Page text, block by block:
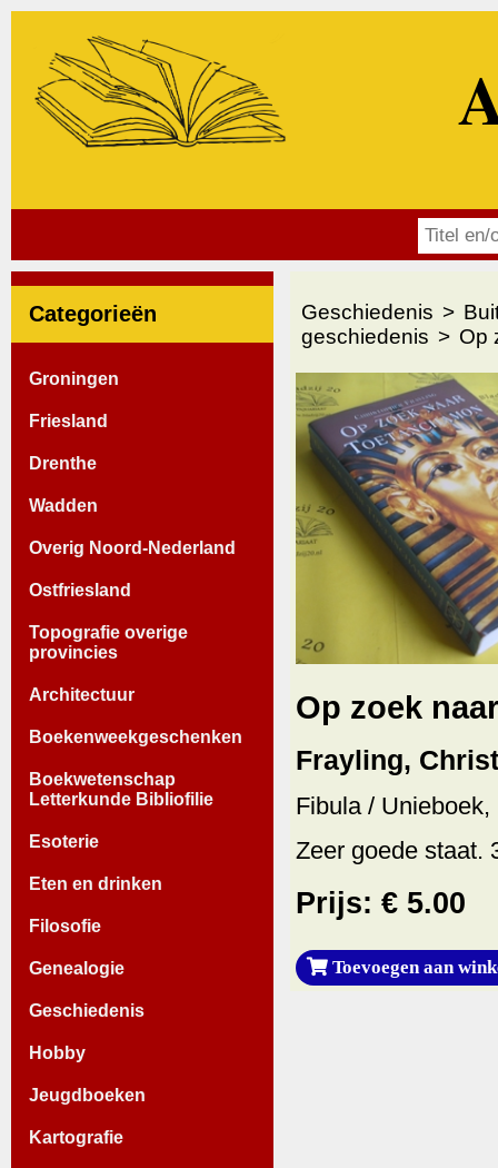
Categorieën
Groningen
Friesland
Drenthe
Wadden
Overig Noord-Nederland
Ostfriesland
Topografie overige
provincies
Architectuur
Boekenweekgeschenken
Boekwetenschap
Letterkunde Bibliofilie
Esoterie
Eten en drinken
Filosofie
Genealogie
Geschiedenis
Hobby
Jeugdboeken
Kartografie
Geschiedenis
geschiedenis
Op
Op zoek
Frayling,
Fibula /
Zeer goede staat.
Prijs: € 5.00
Toevoegen aan